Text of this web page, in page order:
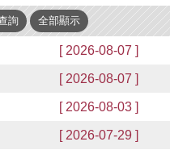
[ 2026-08-07 ]
[ 2026-08-07 ]
[ 2026-08-03 ]
[ 2026-07-29 ]